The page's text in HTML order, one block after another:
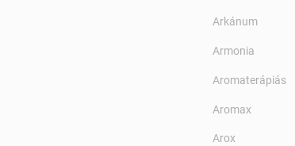
Arkánum
Armonia
Aromaterápiás
Aromax
Arox